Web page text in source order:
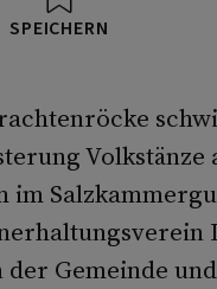
SPEICHERN
Volkstänze
im
Gemeinde